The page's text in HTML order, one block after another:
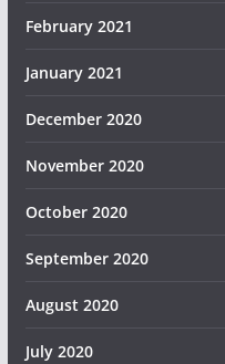
February 2021
January 2021
December 2020
November 2020
October 2020
September 2020
August 2020
July 2020